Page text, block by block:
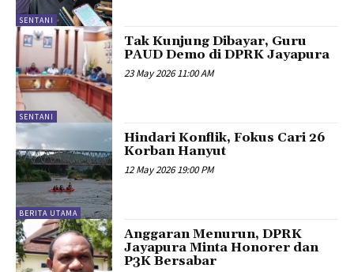
SENTANI
SENTANI
Tak Kunjung Dibayar, Guru
PAUD Demo di DPRK Jayapura
23 May 2026 11:00 AM
BERITA UTAMA
Hindari Konflik, Fokus Cari 26
Korban Hanyut
12 May 2026 19:00 PM
Anggaran Menurun, DPRK
Jayapura Minta Honorer dan
P3K Bersabar